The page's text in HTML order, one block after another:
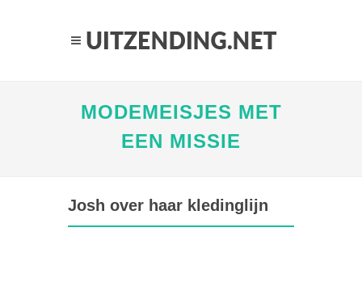
MODEMEISJES MET
EEN MISSIE
Josh over haar kledinglijn